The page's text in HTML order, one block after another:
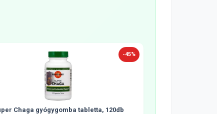
-45%
Chaga gyógygomba tabletta, 120db